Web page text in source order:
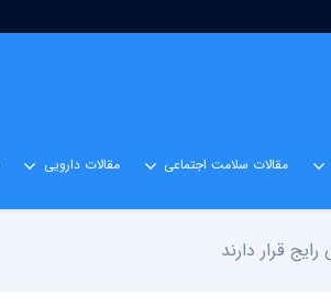
مقالات سلامت اجتماعی مقالات دارویی